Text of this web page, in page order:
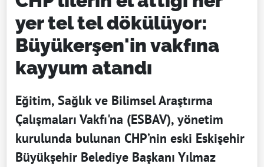
yer tel tel dökülüyor:
Büyükerşen'in vakfına
kayyum atandı
Eğitim, Sağlık ve Bilimsel Araştırma
Çalışmaları Vakfı'na (ESBAV), yönetim
kurulunda bulunan CHP’nin eski Eskişehir
Büyükşehir Belediye Başkanı Yılmaz